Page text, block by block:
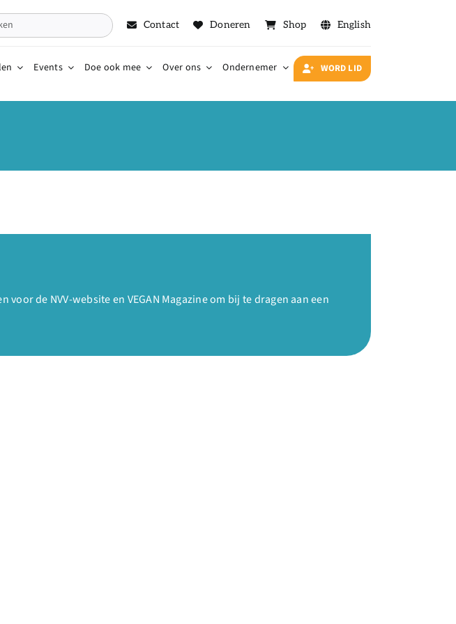
Contact Doneren Shop English
Events Doe ook mee Over ons Ondernemer WORD LID
de NVV-website en VEGAN Magazine om bij te dragen aan een